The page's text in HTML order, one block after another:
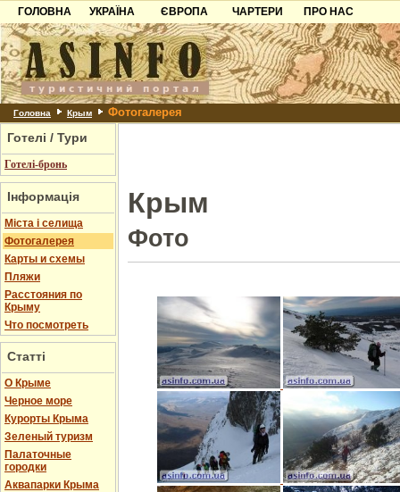
ГОЛОВНА
УКРАЇНА
Карпати
Азов
Причорноморря
Шацьк
ЄВРОПА
Чорногорія
Хорватія
Болгарія
Албанія
ЧАРТЕРИ
ПРО НАС
Контакти
Партнерам
Додати готель
Головна Крым Фотогалерея
Готелі / Тури
Готелі-бронь
Інформація
Міста і селища
Фотогалерея
Карты и схемы
Пляжи
Расстояния по
Крыму
Что посмотреть
Статті
О Крыме
Черное море
Курорты Крыма
Зеленый туризм
Палаточные
городки
Аквапарки Крыма
Крым
Фото